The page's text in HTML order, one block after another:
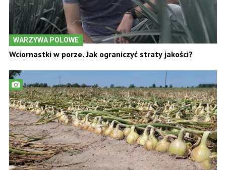
WARZYWA POLOWE
Wciornastki w porze. Jak ograniczyć straty jakości?